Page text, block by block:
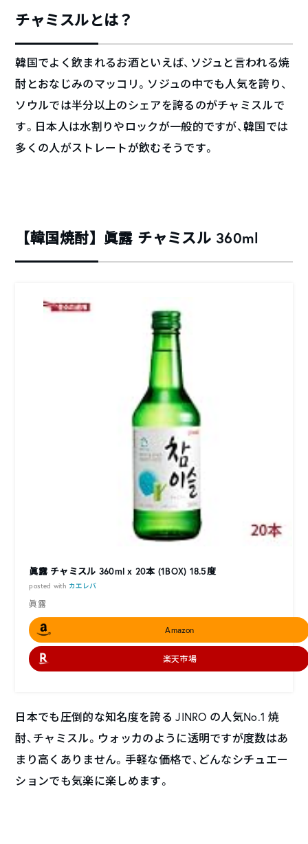
チャミスルとは？
韓国でよく飲まれるお酒といえば、ソジュと言われる焼
酎とおなじみのマッコリ。ソジュの中でも人気を誇り、
ソウルでは半分以上のシェアを誇るのがチャミスルで
す。日本人は水割りやロックが一般的ですが、韓国では
多くの人がストレートが飲むそうです。
【韓国焼酎】眞露 チャミスル 360ml
眞露 チャミスル 360ml x 20本 (1BOX) 18.5度
posted with カエレバ
眞露
Amazon
楽天市場
日本でも圧倒的な知名度を誇る JINRO の人気No.1 焼
酎、チャミスル。ウォッカのように透明ですが度数はあ
まり高くありません。手軽な価格で、どんなシチュエー
ションでも気楽に楽しめます。